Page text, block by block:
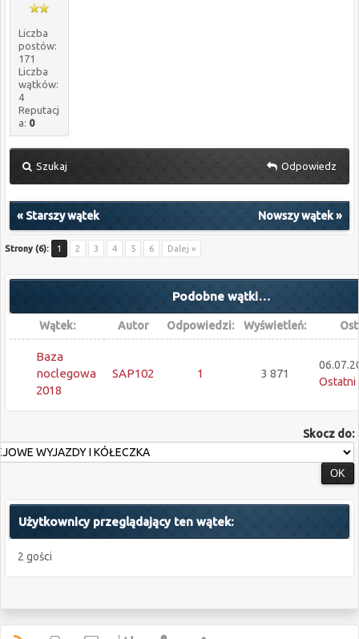
Liczba
postów:
171
Liczba
wątków:
4
Reputacj
a: 0
Szukaj Odpowiedz
« Starszy wątek Nowszy wątek»
Strony (6): 1 2 3 4 5 6 Dalej »
Podobne wątki…
Wątek: Autor Odpowiedzi: Wyświetleń:
Baza
noclegowa
2018
SAP102 1 3 871
Ostatni
Skocz do:
Użytkownicy przeglądający ten wątek:
2 gości